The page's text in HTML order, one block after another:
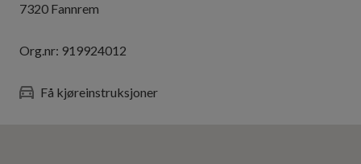
7320 Fannrem
Org.nr: 919924012
Få kjøreinstruksjoner